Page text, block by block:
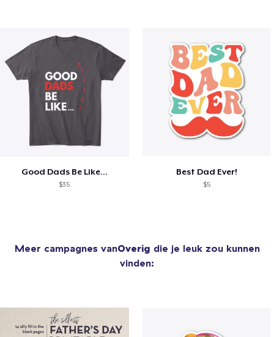
Good Dads Be Like...
$35
Best Dad Ever!
$5
Meer campagnes vanOverig die je leuk zou kunnen
vinden: